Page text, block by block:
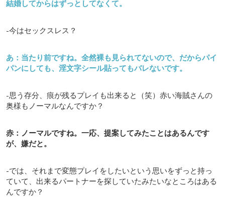
結婚してからはずっとしてなくて。
-今はセックスレス？
あ：当たり前ですね。全然裸も見られてないので、だからパイ
パンにしても、淫文字シール貼ってもバレないです。
-思う存分、痕が残るプレイも出来ると（笑）赤い海賊さんの
奥様もノーマルなんですか？
赤：ノーマルですね。一応、提案してみたことはあるんです
が、嫌だと。
-では、それまで変態プレイをしたいという思いをずっと持っ
ていて、出来るパートナーを探していたみたいなところはある
んですか？